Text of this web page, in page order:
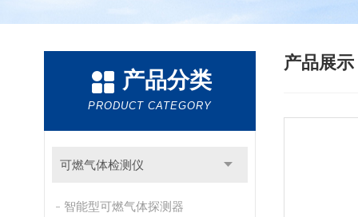
产品分类
PRODUCT CATEGORY
可燃气体检测仪
智能型可燃气体探测器
产品展示